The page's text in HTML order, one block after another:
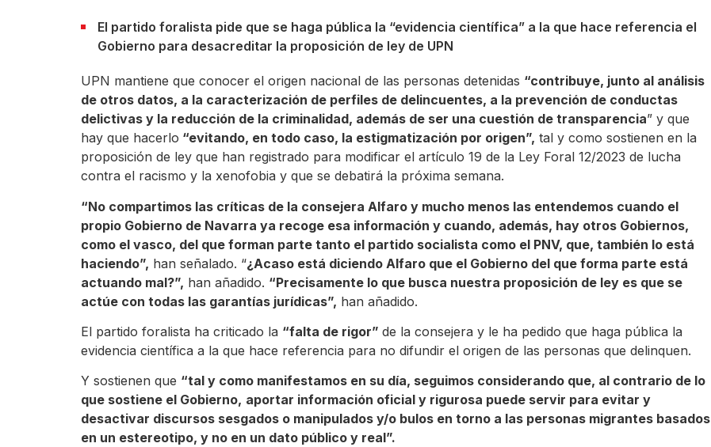
El partido foralista pide que se haga pública la “evidencia científica” a la que hace referencia el
Gobierno para desacreditar la proposición de ley de UPN
UPN mantiene que conocer el origen nacional de las personas detenidas “contribuye, junto al análisis
de otros datos, a la caracterización de perfiles de delincuentes, a la prevención de conductas
delictivas y la reducción de la criminalidad, además de ser una cuestión de transparencia” y que
hay que hacerlo “evitando, en todo caso, la estigmatización por origen”, tal y como sostienen en la
proposición de ley que han registrado para modificar el artículo 19 de la Ley Foral 12/2023 de lucha
contra el racismo y la xenofobia y que se debatirá la próxima semana.
“No compartimos las críticas de la consejera Alfaro y mucho menos las entendemos cuando el
propio Gobierno de Navarra ya recoge esa información y cuando, además, hay otros Gobiernos,
como el vasco, del que forman parte tanto el partido socialista como el PNV, que, también lo está
haciendo”, han señalado. “¿Acaso está diciendo Alfaro que el Gobierno del que forma parte está
actuando mal?”, han añadido. “Precisamente lo que busca nuestra proposición de ley es que se
actúe con todas las garantías jurídicas”, han añadido.
El partido foralista ha criticado la “falta de rigor” de la consejera y le ha pedido que haga pública la
evidencia científica a la que hace referencia para no difundir el origen de las personas que delinquen.
Y sostienen que “tal y como manifestamos en su día, seguimos considerando que, al contrario de lo
que sostiene el Gobierno, aportar información oficial y rigurosa puede servir para evitar y
desactivar discursos sesgados o manipulados y/o bulos en torno a las personas migrantes basados
en un estereotipo, y no en un dato público y real”.